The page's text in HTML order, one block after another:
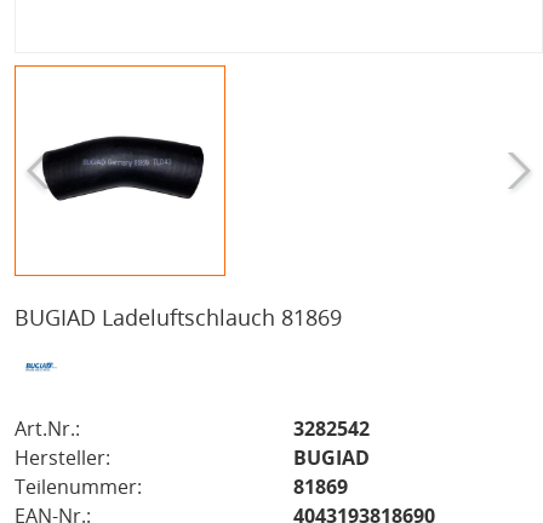
BUGIAD Ladeluftschlauch 81869
Art.Nr.:
3282542
Hersteller:
BUGIAD
Teilenummer:
81869
EAN-Nr.:
4043193818690